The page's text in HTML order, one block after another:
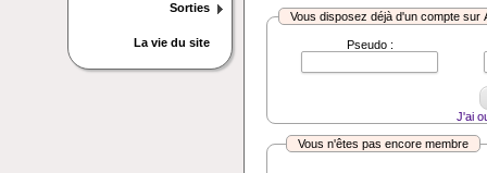
Sorties
La vie du site
Vous disposez déjà d'un compte sur
Pseudo :
J'ai
Vous n'êtes pas encore membre